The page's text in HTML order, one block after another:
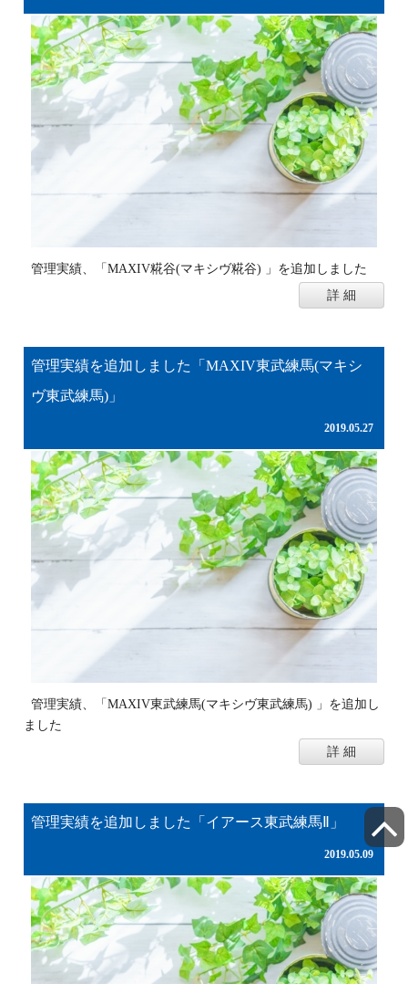
管理実績、「MAXIV糀谷(マキシヴ糀谷) 」を追加しました
詳 細
管理実績を追加しました「MAXIV東武練馬(マキシ
ヴ東武練馬)」
2019.05.27
管理実績、「MAXIV東武練馬(マキシヴ東武練馬) 」を追加し
ました
詳 細
管理実績を追加しました「イアース東武練馬Ⅱ」
2019.05.09